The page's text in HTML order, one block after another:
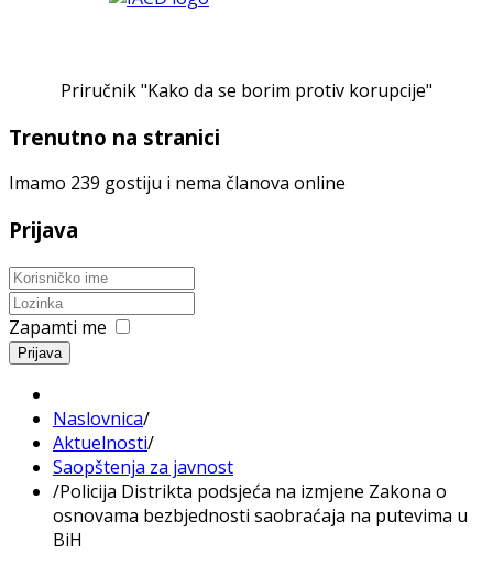
Priručnik "Kako da se borim protiv korupcije"
Trenutno na stranici
Imamo 239 gostiju i nema članova online
Prijava
Zapamti me
Prijava
Naslovnica/
Aktuelnosti/
Saopštenja za javnost
/Policija Distrikta podsjeća na izmjene Zakona o
osnovama bezbjednosti saobraćaja na putevima u
BiH